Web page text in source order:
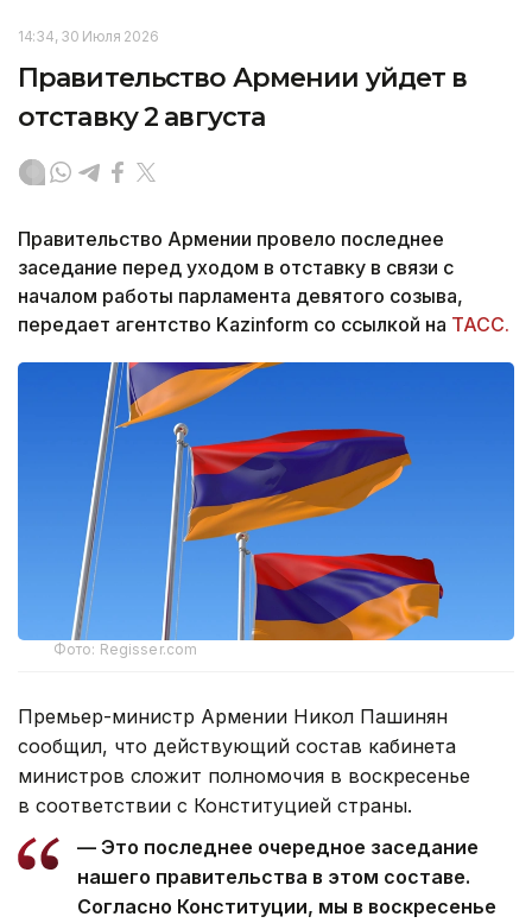
14:34, 30 Июля 2026
Правительство Армении уйдет в
отставку 2 августа
Правительство Армении провело последнее
заседание перед уходом в отставку в связи с
началом работы парламента девятого созыва,
передает агентство Kazinform со ссылкой на ТАСС.
Фото: Regisser.com
Премьер-министр Армении Никол Пашинян
сообщил, что действующий состав кабинета
министров сложит полномочия в воскресенье
в соответствии с Конституцией страны.
— Это последнее очередное заседание
нашего правительства в этом составе.
Согласно Конституции, мы в воскресенье